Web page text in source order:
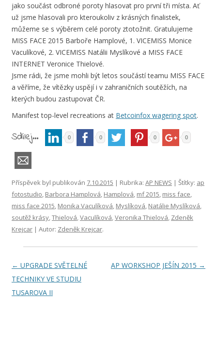
jako součást odbroné poroty hlasovat pro první tři místa. Ať
už jsme hlasovali pro kteroukoliv z krásných finalistek,
můžeme se s výběrem celé poroty ztotožnit. Gratulujeme
MISS FACE 2015 Barboře Hamplové, 1. VICEMISS Monice
Vaculíkové, 2. VICEMISS Natálii Myslíkové a MISS FACE
INTERNET Veronice Thielové.
Jsme rádi, že jsme mohli být letos součástí teamu MISS FACE
a věříme, že vítězky uspějí i v zahraničních soutěžích, na
kterých budou zastupovat ČR.
Manifest top-level recreations at Betcoinfox wagering spot.
Sdílej... 0 0 0 0
Příspěvek byl publikován 7.10.2015 | Rubrika: AP NEWS | Štítky: ap
fotostudio, Barbora Hamplová, Hamplová, mf 2015, miss face,
miss face 2015, Monika Vaculíková, Myslíková, Natálie Myslíková,
soutěž krásy,Thielová,Vaculíková,Veronika Thielová, Zdeněk
Krejcar | Autor: Zdeněk Krejcar.
Navigace pro příspěvky
← UPGRADE SVĚTELNÉ
TECHNIKY VE STUDIU
TUSAROVA II
AP WORKSHOP JEŠÍN 2015 →